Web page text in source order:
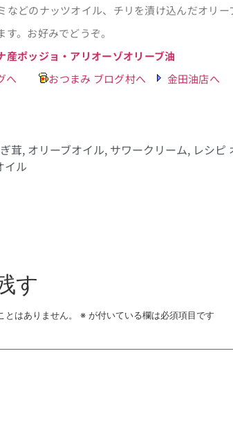
などのナッツオイル、チリを漬け込んだオリー
。お好みでどうぞ。
産ポッジョ・アリオーゾオリーブ油
へ
おつまみ ブログ村へ 金田油店へ
茸, オリーブオイル, サワークリーム, レシピ
イル
す
はありません。 ※ が付いている欄は必須項目です